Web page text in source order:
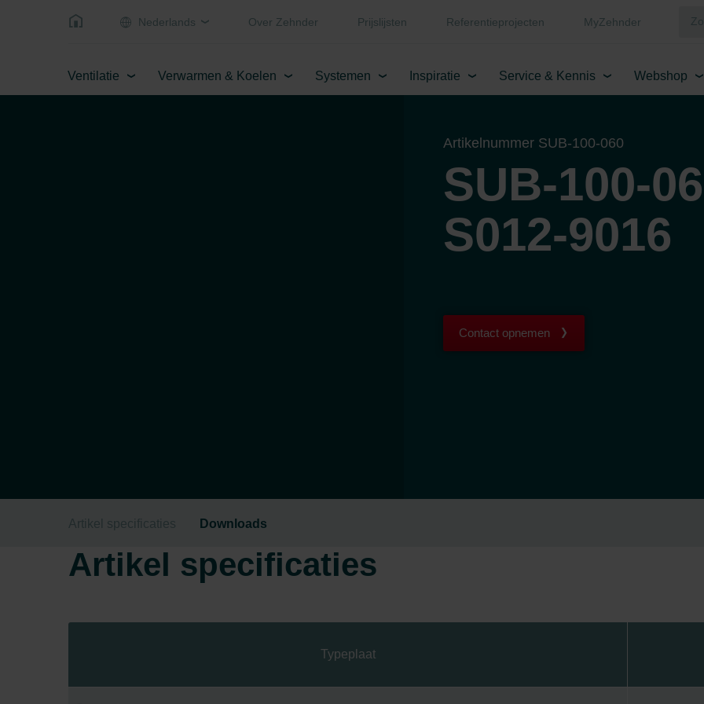
Nederlands Over Zehnder Prijslijsten Referentieprojecten MyZehnder
Ventilatie Verwarmen & Koelen Systemen Inspiratie Service & Kennis Webshop
Artikelnummer SUB-100-060
SUB-100-
S012-9016
Contact opnemen
Artikel specificaties Downloads
Artikel specificaties
Typeplaat